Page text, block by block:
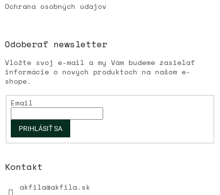
Ochrana osobných údajov
Odoberať newsletter
Vložte svoj e-mail a my Vám budeme zasielať
informácie o nových produktoch na našom e-
shope.
Email
PRIHLÁSIŤ SA
Kontakt
akfila@akfila.sk